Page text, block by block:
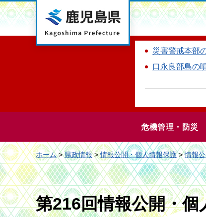
鹿児島県
災害警戒本部
口永良部島の
危機管理・防災
ホーム>県政情報>情報公開・個人情報保護>情報
第216回情報公開・